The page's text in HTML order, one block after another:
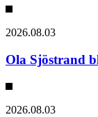
2026.08.03
Ola Sjöstrand
2026.08.03